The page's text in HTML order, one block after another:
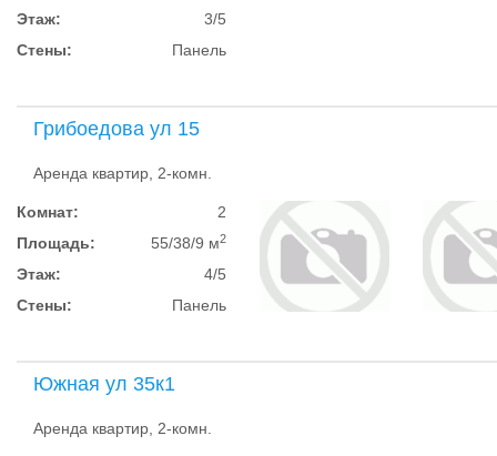
Этаж:
3/5
Стены:
Панель
Грибоедова ул 15
Аренда квартир, 2-комн.
Комнат:
2
Площадь:
55/38/9 м2
Этаж:
4/5
Стены:
Панель
Южная ул 35к1
Аренда квартир, 2-комн.